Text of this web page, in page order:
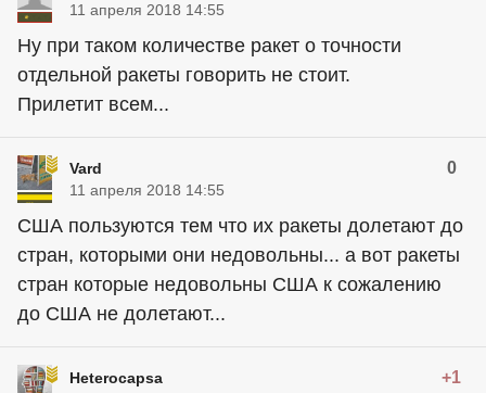
11 апреля 2018 14:55
Ну при таком количестве ракет о точности
отдельной ракеты говорить не стоит.
Прилетит всем...
Vard 0
11 апреля 2018 14:55
США пользуются тем что их ракеты долетают до
стран, которыми они недовольны... а вот ракеты
стран которые недовольны США к сожалению
до США не долетают...
Heterocapsa +1